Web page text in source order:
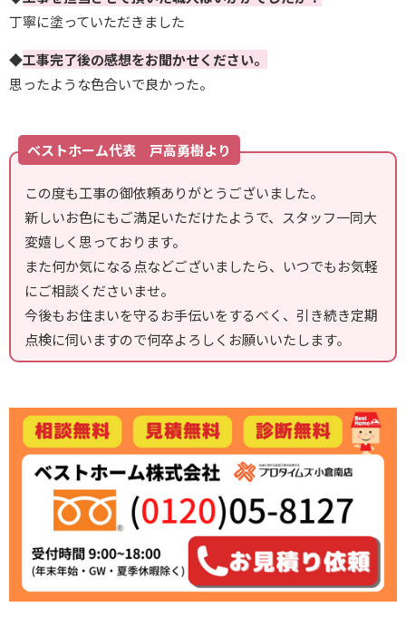
丁寧に塗っていただきました
◆工事完了後の感想をお聞かせください。
思ったような色合いで良かった。
ベストホーム代表 戸高勇樹より
この度も工事の御依頼ありがとうございました。
新しいお色にもご満足いただけたようで、スタッフ一同大
変嬉しく思っております。
また何か気になる点などございましたら、いつでもお気軽
にご相談くださいませ。
今後もお住まいを守るお手伝いをするべく、引き続き定期
点検に伺いますので何卒よろしくお願いいたします。